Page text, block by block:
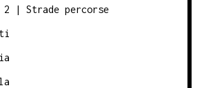
| Strade percorse